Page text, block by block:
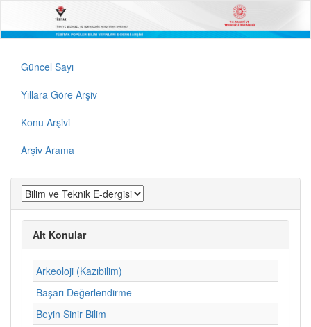
Güncel Sayı
Yıllara Göre Arşiv
Konu Arşivi
Arşiv Arama
Alt Konular
Arkeoloji (Kazıbilim)
Başarı Değerlendirme
Beyin Sinir Bilim